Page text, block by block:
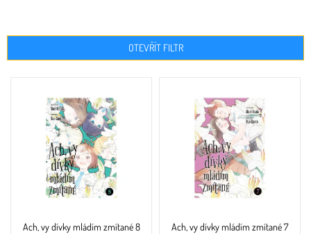
OTEVŘÍT FILTR
Ach, vy dívky mládím zmítané 8 Ach, vy dívky mládím zmítané 7